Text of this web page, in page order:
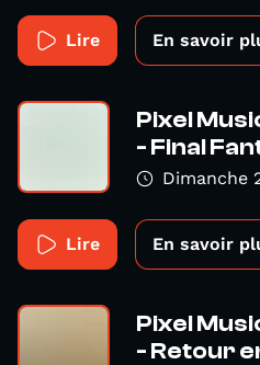
Lire En savoir
Pixel
- Final
Dimanche
Lire En savoir
Pixel
- Retour